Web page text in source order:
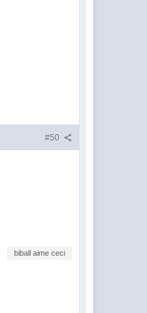
#50
biball aime ceci